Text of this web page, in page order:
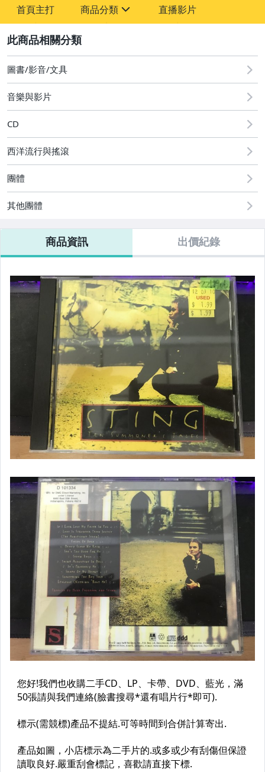
首頁主打 商品分類
其它
直播影片
圖書/影音/文具
音樂與影片
CD
西洋流行與搖滾
團體
其他團體
商品資訊 出價紀錄